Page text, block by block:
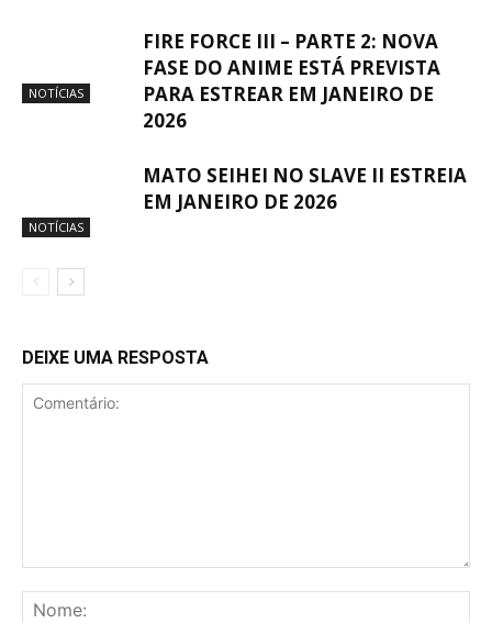
NOTÍCIAS
FIRE FORCE III – PARTE 2: NOVA
FASE DO ANIME ESTÁ PREVISTA
PARA ESTREAR EM JANEIRO DE
2026
NOTÍCIAS
MATO SEIHEI NO SLAVE II ESTREIA
EM JANEIRO DE 2026
DEIXE UMA RESPOSTA